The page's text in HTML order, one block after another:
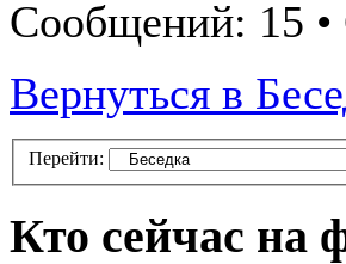
Сообщений: 15 •
Вернуться в
Перейти:
Кто сейчас на